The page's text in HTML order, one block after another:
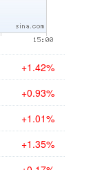
+1.42%
+0.93%
+1.01%
+1.35%